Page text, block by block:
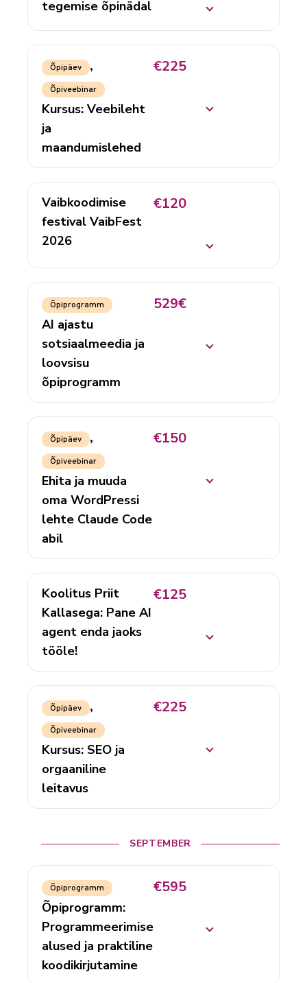
tegemise õpinädal
Õpipäev ,
Õpiveebinar
Kursus: Veebileht
ja
maandumislehed
€225
Vaibkoodimise
festival VaibFest
2026
€120
Õpiprogramm
AI ajastu
sotsiaalmeedia ja
loovsisu
õpiprogramm
529€
Õpipäev ,
Õpiveebinar
Ehita ja muuda
oma WordPressi
lehte Claude Code
abil
€150
Koolitus Priit
Kallasega: Pane AI
agent enda jaoks
tööle!
€125
Õpipäev ,
Õpiveebinar
Kursus: SEO ja
orgaaniline
leitavus
€225
SEPTEMBER
Õpiprogramm
Õpiprogramm:
Programmeerimise
alused ja praktiline
koodikirjutamine
€595